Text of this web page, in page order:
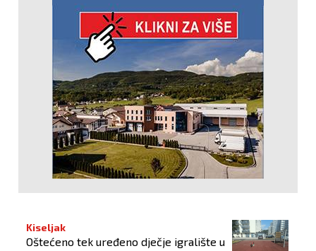
Kiseljak
Oštećeno tek uređeno dječje igralište u